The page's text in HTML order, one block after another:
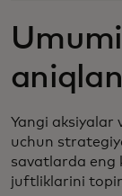
Yangi aksiyalar
uchun
savatlarda eng
juftliklarini